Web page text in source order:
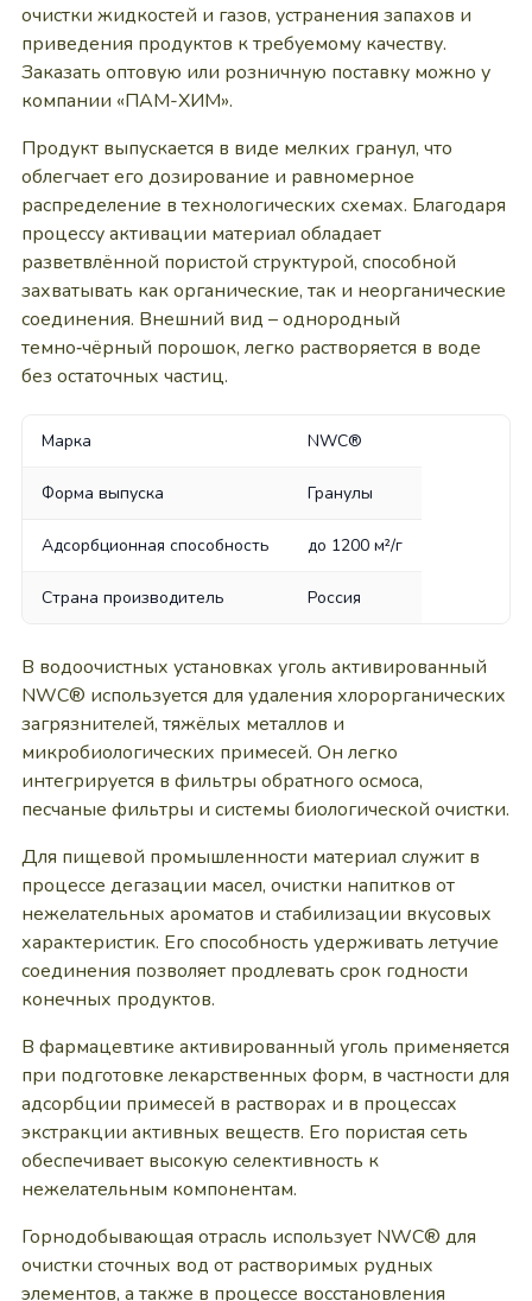
очистки жидкостей и газов, устранения запахов и
приведения продуктов к требуемому качеству.
Заказать оптовую или розничную поставку можно у
компании «ПАМ-ХИМ».
Продукт выпускается в виде мелких гранул, что
облегчает его дозирование и равномерное
распределение в технологических схемах. Благодаря
процессу активации материал обладает
разветвлённой пористой структурой, способной
захватывать как органические, так и неорганические
соединения. Внешний вид – однородный
темно‑чёрный порошок, легко растворяется в воде
без остаточных частиц.
Марка NWC®
Форма выпуска Гранулы
Адсорбционная способность до 1200 м²/г
Страна производитель Россия
В водоочистных установках уголь активированный
NWC® используется для удаления хлорорганических
загрязнителей, тяжёлых металлов и
микробиологических примесей. Он легко
интегрируется в фильтры обратного осмоса,
песчаные фильтры и системы биологической очистки.
Для пищевой промышленности материал служит в
процессе дегазации масел, очистки напитков от
нежелательных ароматов и стабилизации вкусовых
характеристик. Его способность удерживать летучие
соединения позволяет продлевать срок годности
конечных продуктов.
В фармацевтике активированный уголь применяется
при подготовке лекарственных форм, в частности для
адсорбции примесей в растворах и в процессах
экстракции активных веществ. Его пористая сеть
обеспечивает высокую селективность к
нежелательным компонентам.
Горнодобывающая отрасль использует NWC® для
очистки сточных вод от растворимых рудных
элементов, а также в процессе восстановления